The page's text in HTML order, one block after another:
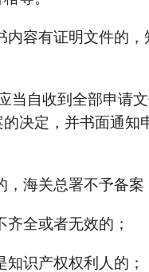
容有证明文件的，
自收到全部申请文
决定，并书面通知
海关总署不予备案
全或者无效的；
识产权权利人的；